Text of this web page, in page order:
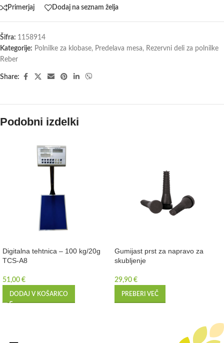
Primerjaj Dodaj na seznam želja
Šifra: 1158914
Kategorije: Polnilke za klobase, Predelava mesa, Rezervni deli za polnilke
Reber
Share:
Podobni izdelki
Digitalna tehtnica – 100 kg/20g
TCS-A8
51,00 €
DODAJ V KOŠARICO
Gumijast prst za napravo za
skubljenje
29,90 €
PREBERI VEČ